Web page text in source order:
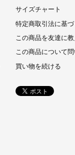
サイズチャート
特定商取引法に基づ
この商品を友達に教
この商品について
買い物を続ける